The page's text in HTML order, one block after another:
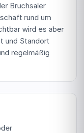
Bruchsaler
rund um
wird es aber
und Standort
regelmäßig